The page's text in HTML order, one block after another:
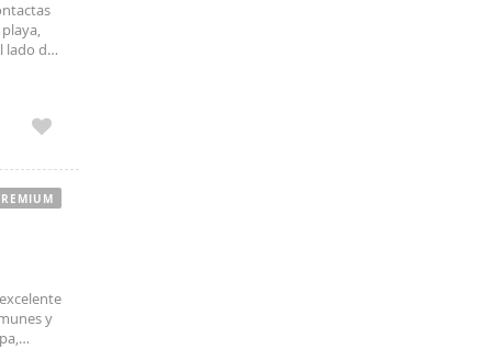
lado de
y